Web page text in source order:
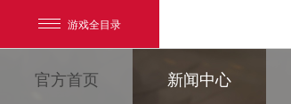
游戏全目录
官方首页 新闻中心